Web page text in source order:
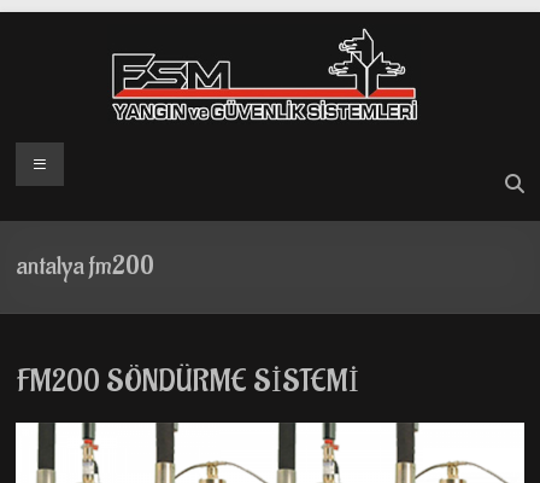
Menü
antalya fm200
FM200 SÖNDÜRME SİSTEMİ